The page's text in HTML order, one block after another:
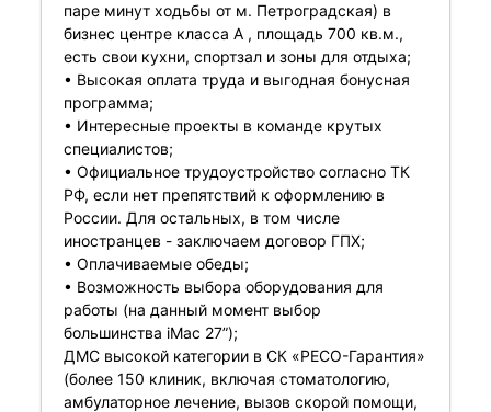
паре минут ходьбы от м. Петроградская) в
бизнес центре класса А , площадь 700 кв.м.,
есть свои кухни, спортзал и зоны для отдыха;
• ️Высокая оплата труда и выгодная бонусная
программа;
• ️Интересные проекты в команде крутых
специалистов;
• ️Официальное трудоустройство согласно ТК
РФ, если нет препятствий к оформлению в
России. Для остальных, в том числе
иностранцев - заключаем договор ГПХ;
• ️Оплачиваемые обеды;
• ️Возможность выбора оборудования для
работы (на данный момент выбор
большинства iMac 27”);
ДМС высокой категории в СК «РЕСО-Гарантия»
(более 150 клиник, включая стоматологию,
амбулаторное лечение, вызов скорой помощи,